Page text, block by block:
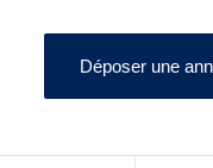
Déposer une